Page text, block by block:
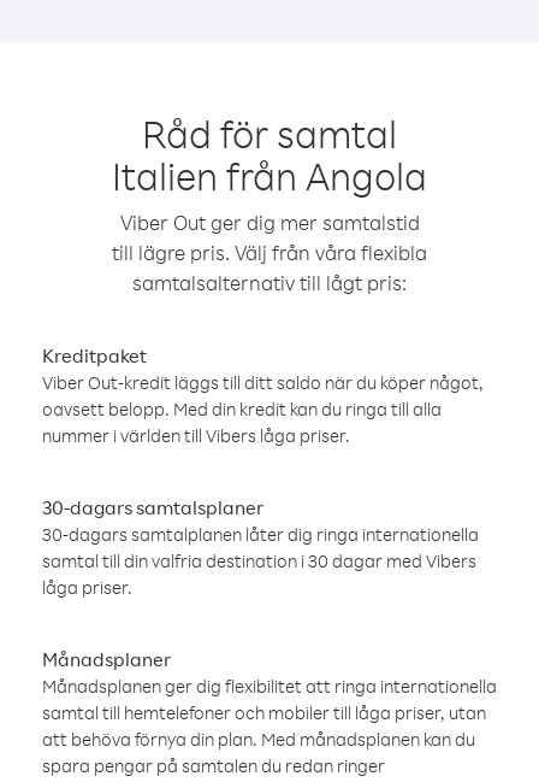
Råd för samtal
Italien från Angola
Viber Out ger dig mer samtalstid
till lägre pris. Välj från våra flexibla
samtalsalternativ till lågt pris:
Kreditpaket
Viber Out-kredit läggs till ditt saldo när du köper något,
oavsett belopp. Med din kredit kan du ringa till alla
nummer i världen till Vibers låga priser.
30-dagars samtalsplaner
30-dagars samtalplanen låter dig ringa internationella
samtal till din valfria destination i 30 dagar med Vibers
låga priser.
Månadsplaner
Månadsplanen ger dig flexibilitet att ringa internationella
samtal till hemtelefoner och mobiler till låga priser, utan
att behöva förnya din plan. Med månadsplanen kan du
spara pengar på samtalen du redan ringer